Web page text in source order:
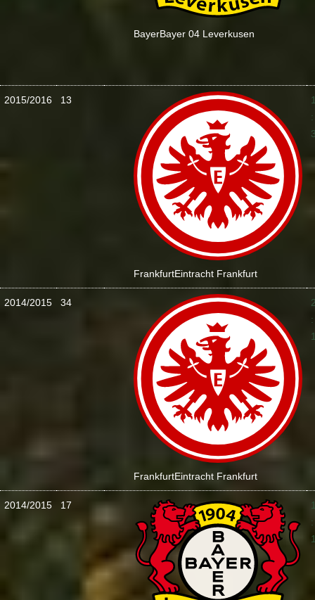
BayerBayer 04 Leverkusen
2015/2016 13
FrankfurtEintracht Frankfurt
:
2014/2015 34
FrankfurtEintracht Frankfurt
:
2014/2015 17
: